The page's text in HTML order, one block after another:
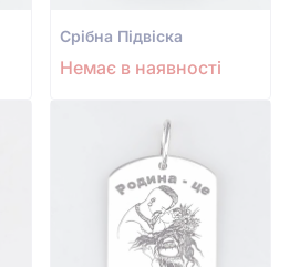
Срiбна Підвіска
Немає в наявності